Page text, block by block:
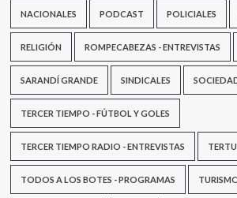
NACIONALES PODCAST POLICIALES
RELIGIÓN ROMPECABEZAS - ENTREVISTAS
SARANDÍ GRANDE SINDICALES
TERCER TIEMPO - FÚTBOL Y GOLES
TERCER TIEMPO RADIO - ENTREVISTAS
TODOS A LOS BOTES - PROGRAMAS